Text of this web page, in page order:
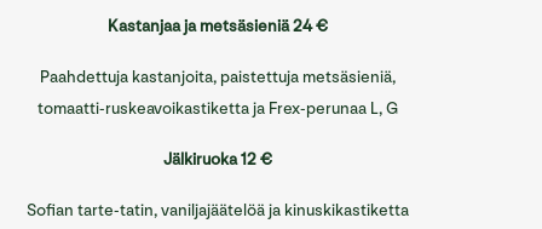
Kastanjaa ja metsäsieniä 24 €
Paahdettuja kastanjoita, paistettuja metsäsieniä,
tomaatti-ruskeavoikastiketta ja Frex-perunaa L, G
Jälkiruoka 12 €
Sofian tarte-tatin, vaniljajäätelöä ja kinuskikastiketta